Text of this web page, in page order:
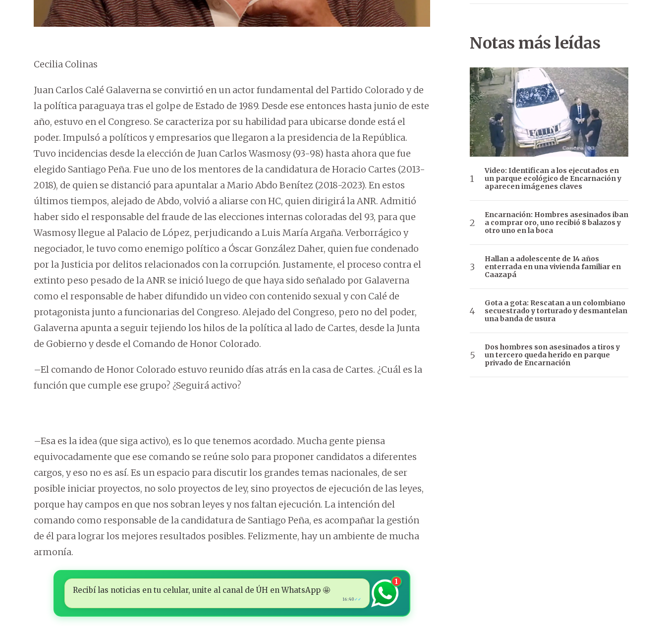
Cecilia Colinas
Juan Carlos Calé Galaverna se convirtió en un actor fundamental del Partido Colorado y de
la política paraguaya tras el golpe de Estado de 1989. Desde ese entonces hasta junio de este
año, estuvo en el Congreso. Se caracteriza por su habilidad para ubicarse donde está el
poder. Impulsó a políticos y empresarios que llegaron a la presidencia de la República.
Tuvo incidencias desde la elección de Juan Carlos Wasmosy (93-98) hasta ahora que fue
elegido Santiago Peña. Fue uno de los mentores de la candidatura de Horacio Cartes (2013-
2018), de quien se distanció para apuntalar a Mario Abdo Benítez (2018-2023). En estos
últimos tiempos, alejado de Abdo, volvió a aliarse con HC, quien dirigirá la ANR. Admitió
haber sido el responsable del fraude de las elecciones internas coloradas del 93, para que
Wasmosy llegue al Palacio de López, perjudicando a Luis María Argaña. Verborrágico y
negociador, le tuvo como enemigo político a Óscar González Daher, quien fue condenado
por la Justicia por delitos relacionados con la corrupción. Justamente, el proceso contra el
extinto peso pesado de la ANR se inició luego de que haya sido señalado por Galaverna
como el responsable de haber difundido un video con contenido sexual y con Calé de
protagonista junto a funcionarias del Congreso. Alejado del Congreso, pero no del poder,
Galaverna apunta a seguir tejiendo los hilos de la política al lado de Cartes, desde la Junta
de Gobierno y desde el Comando de Honor Colorado.
–El comando de Honor Colorado estuvo reunido días atrás en la casa de Cartes. ¿Cuál es la
función que cumple ese grupo? ¿Seguirá activo?
–Esa es la idea (que siga activo), es lo que tenemos acordado. Mucha gente piensa
equivocadamente que ese comando se reúne solo para proponer candidatos a diferentes
cargos, y eso no es así. Es un espacio para discutir los grandes temas nacionales, de ser
posible iniciar proyectos, no solo proyectos de ley, sino proyectos de ejecución de las leyes,
porque hay campos en que nos sobran leyes y nos faltan ejecución. La intención del
comando como responsable de la candidatura de Santiago Peña, es acompañar la gestión
de él para lograr los mejores resultados posibles. Felizmente, hay un ambiente de mucha
armonía.
Recibí las noticias en tu celular, unite al canal de ÚH en WhatsApp 🤩
16:40 ✓✓
1
Notas más leídas
Video: Identifican a los ejecutados en
un parque ecológico de Encarnación y
aparecen imágenes claves
Encarnación: Hombres asesinados iban
a comprar oro, uno recibió 8 balazos y
otro uno en la boca
Hallan a adolescente de 14 años
enterrada en una vivienda familiar en
Caazapá
Gota a gota: Rescatan a un colombiano
secuestrado y torturado y desmantelan
una banda de usura
Dos hombres son asesinados a tiros y
un tercero queda herido en parque
privado de Encarnación